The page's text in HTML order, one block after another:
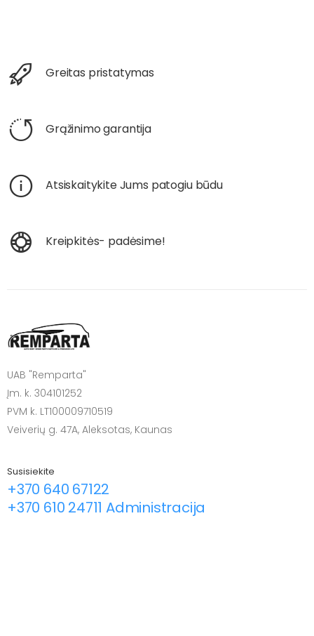
Greitas pristatymas
Grąžinimo garantija
Atsiskaitykite Jums patogiu būdu
Kreipkitės- padėsime!
UAB "Remparta"
Įm. k. 304101252
PVM k. LT100009710519
Veiverių g. 47A, Aleksotas, Kaunas
Susisiekite
+370 640 67122
+370 610 24711 Administracija